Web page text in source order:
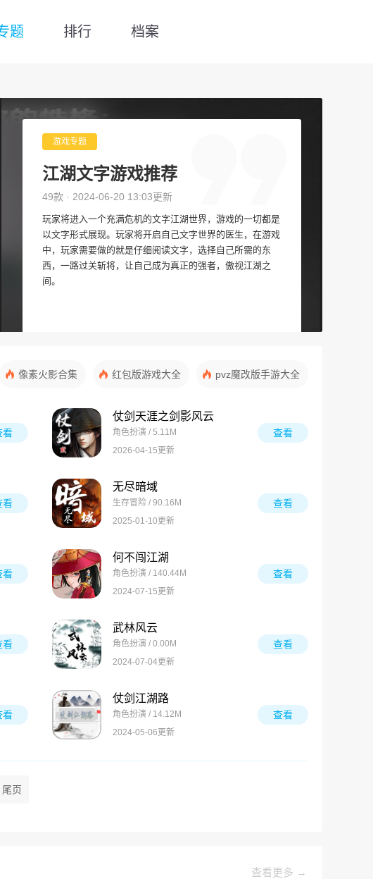
题 排行 档案
游戏专题
江湖文字游戏推荐
49款 · 2024-06-20 13:03更新
玩家将进入一个充满危机的文字江湖世界，游戏的一切都是
以文字形式展现。玩家将开启自己文字世界的医生，在游戏
中，玩家需要做的就是仔细阅读文字，选择自己所需的东
西，一路过关斩将，让自己成为真正的强者，傲视江湖之
间。
像素火影合集 红包版游戏大全 pvz魔改版手游大全
看
仗剑天涯之剑影风云
角色扮演 / 5.11M
2026-04-15更新
查看
看
无尽暗域
生存冒险 / 90.16M
2025-01-10更新
查看
看
何不闯江湖
角色扮演 / 140.44M
2024-07-15更新
查看
看
武林风云
角色扮演 / 0.00M
2024-07-04更新
查看
看
仗剑江湖路
角色扮演 / 14.12M
2024-05-06更新
查看
尾页
查看更多 →